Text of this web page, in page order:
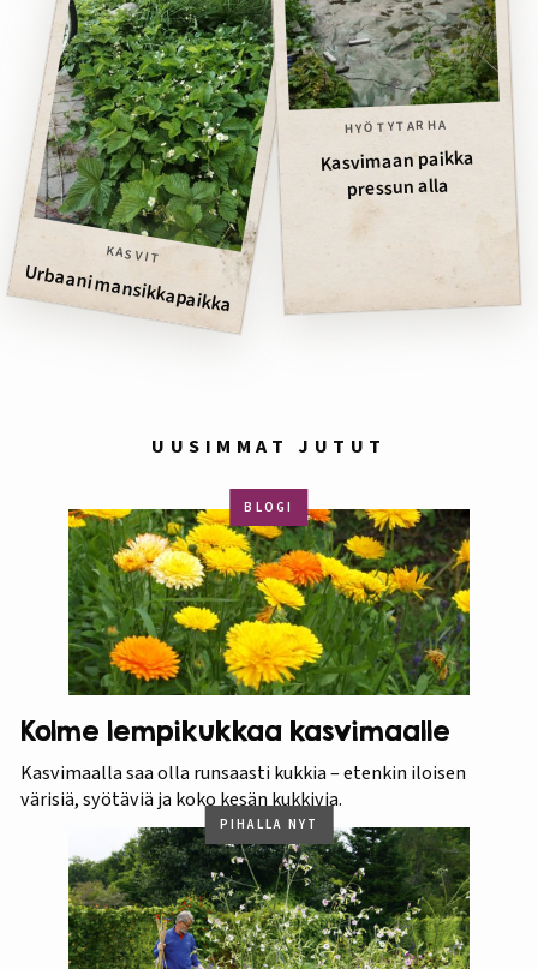
KASVIT
Urbaani mansikkapaikka
HYÖTYTARHA
Kasvimaan paikka
pressun alla
UUSIMMAT JUTUT
BLOGI
Kolme lempikukkaa kasvimaalle
Kasvimaalla saa olla runsaasti kukkia – etenkin iloisen
värisiä, syötäviä ja koko kesän kukkivia.
PIHALLA NYT